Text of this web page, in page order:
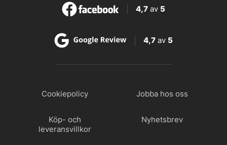
4,7 av 5
4,7 av 5
Cookiepolicy Jobba hos oss
Köp- och
leveransvillkor
Nyhetsbrev